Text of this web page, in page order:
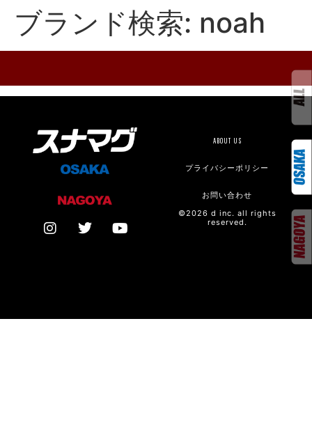
ブランド検索: noah
ABOUT US
プライバシーポリシー
お問い合わせ
©2026 d inc. all rights
reserved.